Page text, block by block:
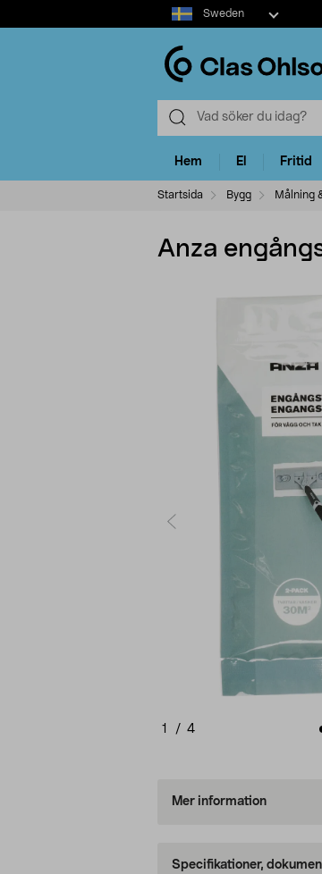
Select
market
Sweden
Hem El Fritid
Startsida Bygg Målning
Anza
1 / 4
Mer information
Specifikationer,